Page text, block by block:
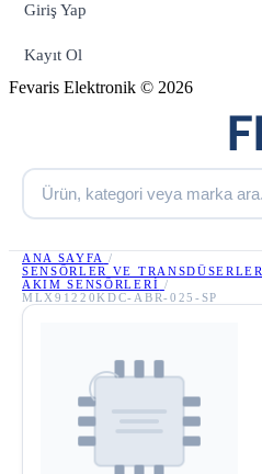
Giriş Yap
Kayıt Ol
Fevaris Elektronik © 2026
ANA SAYFA /
SENSÖRLER VE TRANSDÜSERLER
AKIM SENSÖRLERI /
MLX91220KDC-ABR-025-SP